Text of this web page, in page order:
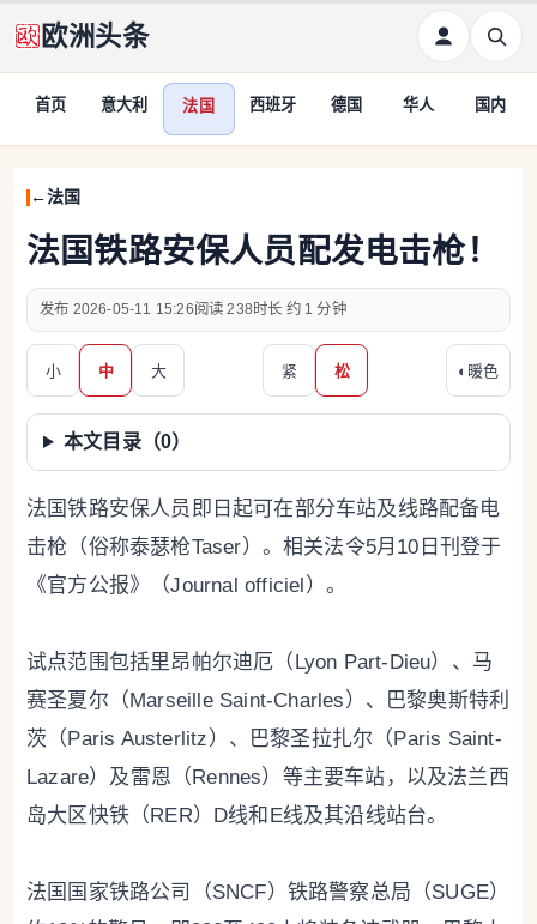
欧洲头条
首页 意大利 法国 西班牙 德国 华人 国内
法国
法国铁路安保人员配发电击枪！
2026-05-11 15:26 238 约 1 分钟
小 中 大 紧 松 ◐ 暖色
本文目录（0）
法国铁路安保人员即日起可在部分车站及线路配备电
击枪（俗称泰瑟枪Taser）。相关法令5月10日刊登于
《官方公报》（Journal officiel）。
试点范围包括里昂帕尔迪厄（Lyon Part-Dieu）、马
赛圣夏尔（Marseille Saint-Charles）、巴黎奥斯特利
茨（Paris Austerlitz）、巴黎圣拉扎尔（Paris Saint-
Lazare）及雷恩（Rennes）等主要车站，以及法兰西
岛大区快铁（RER）D线和E线及其沿线站台。
法国国家铁路公司（SNCF）铁路警察总局（SUGE）